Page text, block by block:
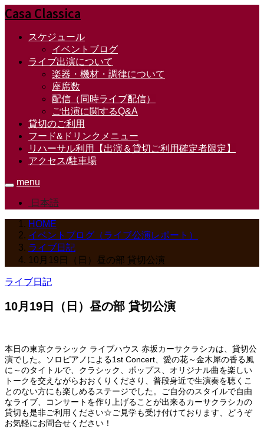
Casa Classica
スケジュール
イベントブログ
ライブ出演について
楽器・機材・調律について
座席数
配信（同時ライブ配信）
ご出演に関するQ&A
貸切のご利用
フード&ドリンクメニュー
リハーサル利用【出演＆貸切ご利用確定者限定】
アクセス/駐車場
menu
日本語
HOME
イベントブログ（ライブ公演レポート）
ライブ日記
10月19日（日）昼の部 貸切公演
ライブ日記
10月19日（日）昼の部 貸切公演
本日の東京クラシック ライブハウス 赤坂カーサクラシカは、貸切公
演でした。ソロピアノによる1st Concert、愛の花～金木犀の香る風
に～のタイトルで、クラシック、ポップス、オリジナル曲を楽しい
トークを交えながらおおくりくださり、普段身近で生演奏を聴くこ
とのない方にも楽しめるステージでした。ご自分のスタイルで自由
なライブ、コンサートを作り上げることが出来るカーサクラシカの
貸切も是非ご利用ください☆ご見学も受け付けております、どうぞ
お気軽にお問合せください！